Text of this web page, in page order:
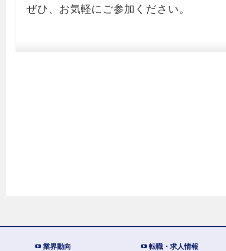
ぜひ、お気軽にご参加ください。
業界動向 転職・求人情報